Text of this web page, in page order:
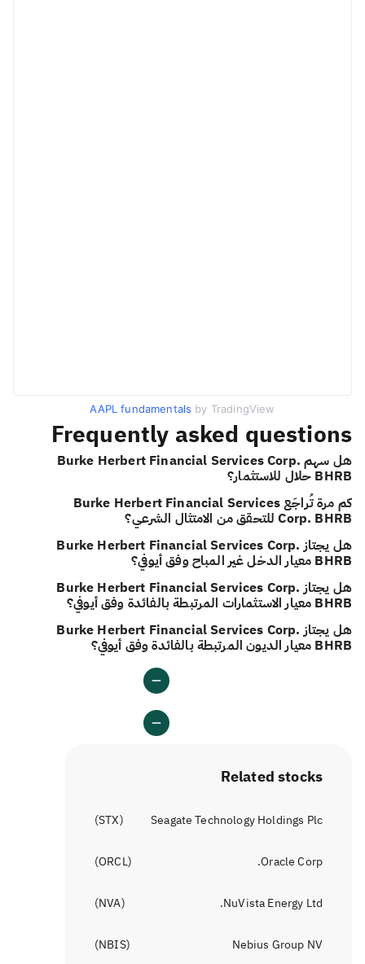
AAPL fundamentals by TradingView
Frequently asked questions
هل سهم Burke Herbert Financial Services Corp.
BHRB حلال للاستثمار؟
كم مرة تُراجَع Burke Herbert Financial Services
Corp. BHRB للتحقق من الامتثال الشرعي؟
هل يجتاز Burke Herbert Financial Services Corp.
BHRB معيار الدخل غير المباح وفق أيوفي؟
هل يجتاز Burke Herbert Financial Services Corp.
BHRB معيار الاستثمارات المرتبطة بالفائدة وفق أيوفي؟
هل يجتاز Burke Herbert Financial Services Corp.
BHRB معيار الديون المرتبطة بالفائدة وفق أيوفي؟
Related stocks
Seagate Technology Holdings Plc
(
STX
)
Oracle Corp.
(
ORCL
)
NuVista Energy Ltd.
(
NVA
)
Nebius Group NV
(
NBIS
)